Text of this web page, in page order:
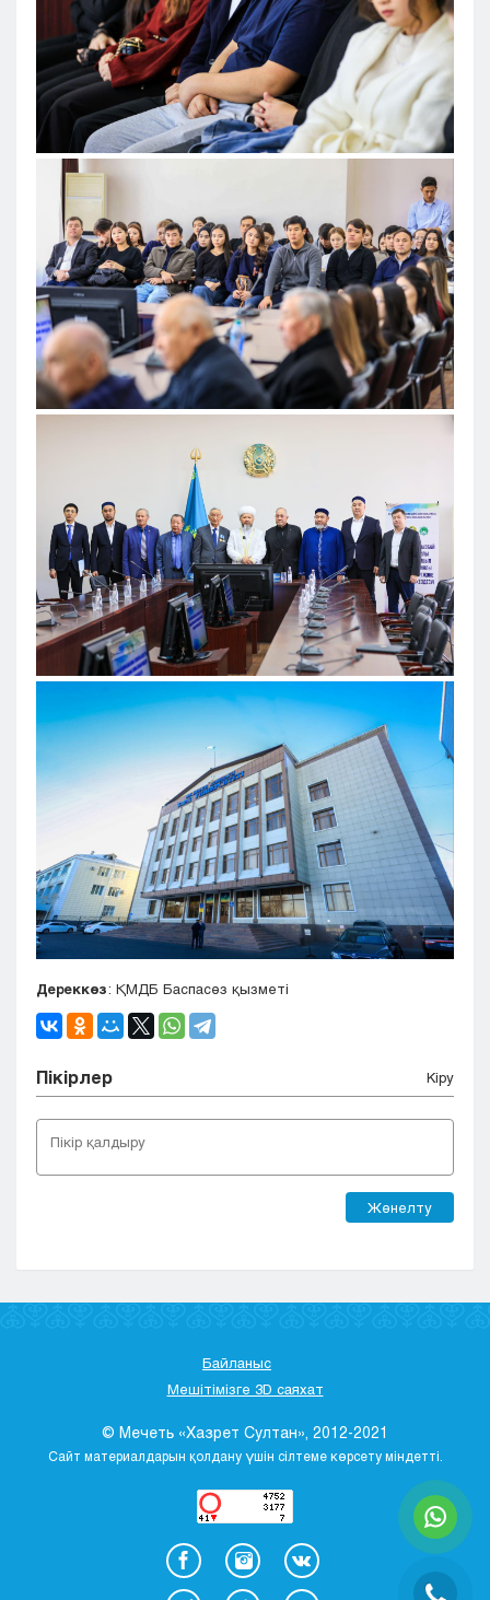
Дереккөз: ҚМДБ Баспасөз қызметі
Пікірлер Кіру
Жөнелту
Байланыс
Мешітімізге 3D саяхат
© Мечеть «Хазрет Султан», 2012-2021
Сайт материалдарын қолдану үшін сілтеме көрсету міндетті.